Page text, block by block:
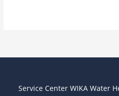
Service Center WIKA Water